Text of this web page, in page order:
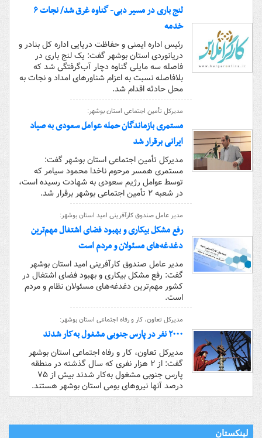
لنج باری در مسیر دبی- گناوه غرق شد/ نجات ۶
خدمه
رئیس اداره ایمنی و حفاظت دریایی اداره کل بنادر و
دریانوردی استان بوشهر گفت: یک لنج باری در
فاصله سه مایلی گناوه دچار آب‌گرفتگی شد که
بلافاصله نسبت به اعزام شناورهای امداد و نجات به
محل حادثه اقدام شد.
مدیرکل تأمین اجتماعی استان بوشهر:
مستمری بازماندگان حمله عوامل سعودی به صیاد
ایرانی برقرار شد
مدیرکل تأمین اجتماعی استان بوشهر گفت:
مستمرى همسر مرحوم ناخدا محمود سیامر که
توسط عوامل رژیم سعودی به شهادت رسیده است،
در شعبه ٢ تأمین اجتماعی بوشهر برقرار شد.
مدیر عامل صندوق کارآفرینی امید استان بوشهر:
رفع مشکل بیکاری و بهبود فضای اشتغال مهم‌ترین
دغدغه‌های مسئولان و مردم است
مدیر عامل صندوق کارآفرینی امید استان بوشهر
گفت: رفع مشکل بیکاری و بهبود فضای اشتغال در
کشور مهم‌ترین دغدغه‌های مسئولان نظام و مردم
است.
مدیرکل تعاون، کار و رفاه اجتماعی استان بوشهر:
۲۰۰۰ نفر در پارس جنوبی مشغول ‌به‌کار شدند
مدیرکل تعاون، کار و رفاه اجتماعی استان بوشهر
گفت: از ۲ هزار نفری که سال گذشته در منطقه
پارس جنوبی مشغول به‌کار شدند بیش از ۷۵
درصد آنها نیروهای بومی استان بوشهر هستند.
لینکستان